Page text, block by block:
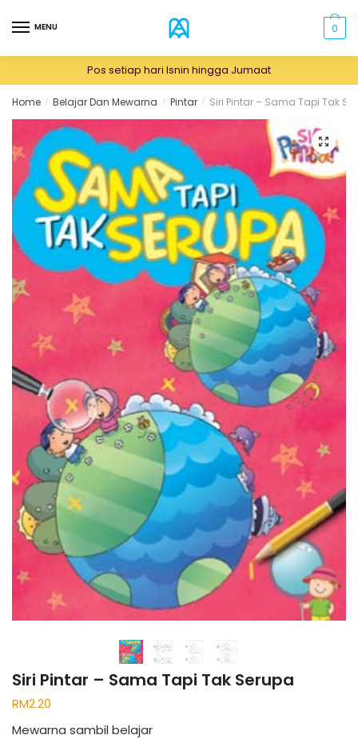
to
to
MENU 0
Pos setiap hari Isnin hingga Jumaat
Home / Belajar Dan Mewarna / Pintar / Siri Pintar – Sama Tapi Tak
🔍
Siri Pintar – Sama Tapi Tak Serupa
RM2.20
Mewarna sambil belajar